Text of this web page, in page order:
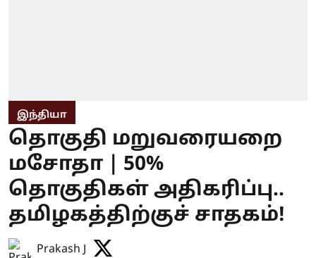
இந்தியா
தொகுதி மறுவரையறை
மசோதா | 50%
தொகுதிகள் அதிகரிப்பு..
தமிழகத்திற்குச் சாதகம்!
Prakash J